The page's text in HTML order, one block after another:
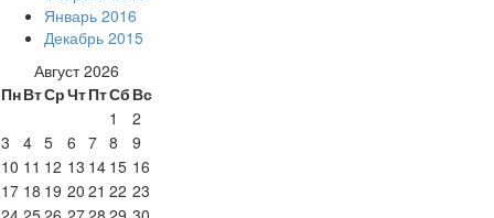
Январь 2016
Декабрь 2015
Август 2026
ПнВтСрЧтПтСб Вс
1
2
3
4 5 6 7 8
9
10 11 12 13 14 15 16
17 18 19 20 21 22 23